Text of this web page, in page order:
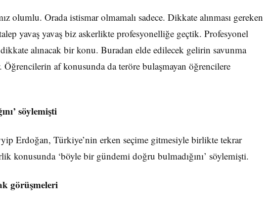
olumlu. Orada istismar olmamalı sadece. Dikkate alınması gereken
yavaş yavaş biz askerlikte profesyonelliğe geçtik. Profesyonel
alınacak bir konu. Buradan elde edilecek gelirin savunma
Öğrencilerin af konusunda da teröre bulaşmayan öğrencilere
söylemişti
Erdoğan, Türkiye’nin erken seçime gitmesiyle birlikte tekrar
konusunda ‘böyle bir gündemi doğru bulmadığını’ söylemişti.
görüşmeleri